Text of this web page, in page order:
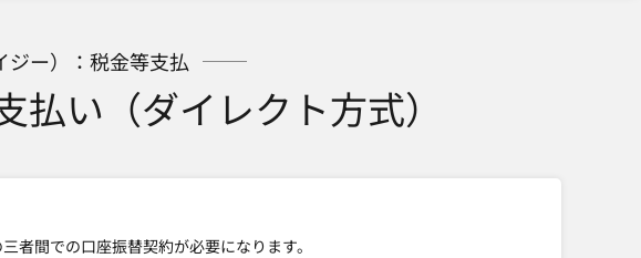
ジー）：税金等支払
い（ダイレクト方式）
者間での口座振替契約が必要になります。